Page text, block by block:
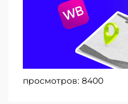
просмотров: 8400